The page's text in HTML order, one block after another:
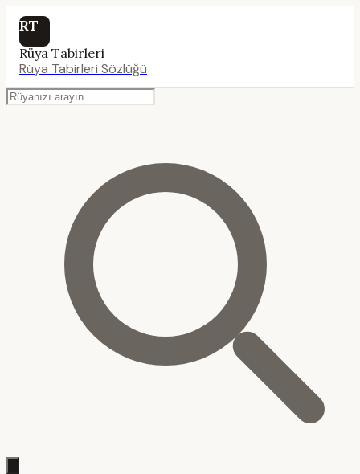
RT
Rüya Tabirleri
Rüya Tabirleri Sözlüğü